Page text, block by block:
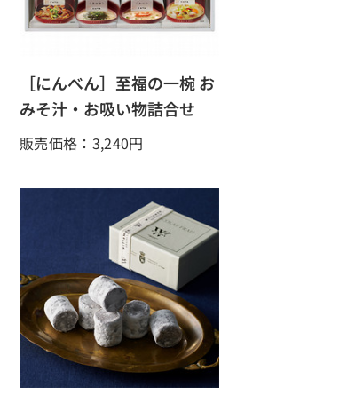
［にんべん］至福の一椀 お
みそ汁・お吸い物詰合せ
販売価格：3,240円